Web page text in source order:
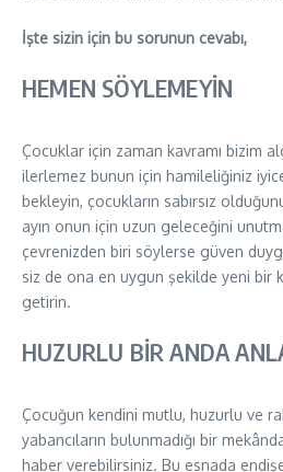
İşte sizin için bu sorunun cevabı,
HEMEN SÖYLEMEYİN
Çocuklar için zaman kavramı bizim
ilerlemez bunun için hamileliğiniz
bekleyin, çocukların sabırsız
ayın onun için uzun geleceğini
çevrenizden biri söylerse güven
siz de ona en uygun şekilde yeni bir
getirin.
HUZURLU BİR ANDA
Çocuğun kendini mutlu, huzurlu ve
yabancıların bulunmadığı bir
haber verebilirsiniz. Bu esnada